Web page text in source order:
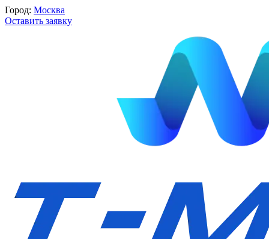
Город: Москва
Оставить заявку